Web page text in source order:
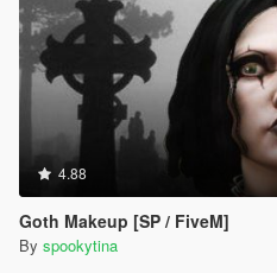
4.88
Goth Makeup [SP / FiveM]
By spookytina